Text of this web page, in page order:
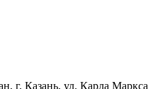
г. Казань, ул. Карла Маркса